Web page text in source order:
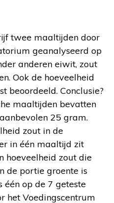
twee maaltijden door
geanalyseerd op
anderen eiwit, zout
Ook de hoeveelheid
beoordeeld. Conclusie?
maaltijden bevatten
25 gram.
zout in de
in één maaltijd zit
hoeveelheid zout die
de portie groente is
één op de 7 geteste
het Voedingscentrum